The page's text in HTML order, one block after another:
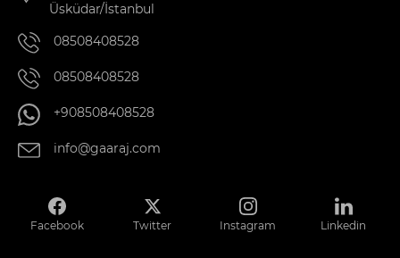
Üsküdar/İstanbul
08508408528
08508408528
+908508408528
info@gaaraj.com
Facebook Twitter Instagram Linkedin